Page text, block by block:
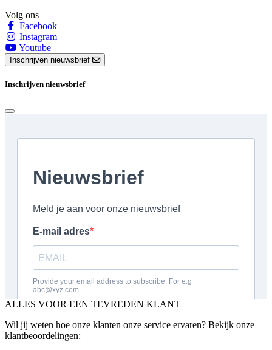
Volg ons
Facebook
Instagram
Youtube
Inschrijven nieuwsbrief
Inschrijven nieuwsbrief
ALLES VOOR EEN TEVREDEN KLANT
Wil jij weten hoe onze klanten onze service ervaren? Bekijk onze
klantbeoordelingen: